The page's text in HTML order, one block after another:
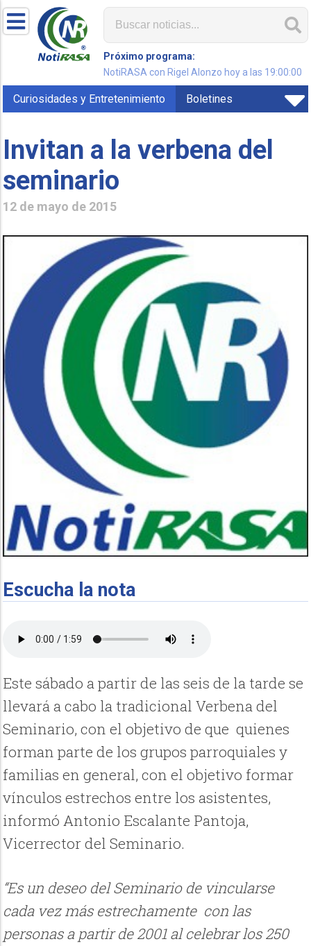
Próximo programa:
NotiRASA con Rigel Alonzo hoy a las 19:00:00
Curiosidades y Entretenimiento Boletines
Invitan a la verbena del
seminario
12 de mayo de 2015
Escucha la nota
Este sábado a partir de las seis de la tarde se
llevará a cabo la tradicional Verbena del
Seminario, con el objetivo de que quienes
forman parte de los grupos parroquiales y
familias en general, con el objetivo formar
vínculos estrechos entre los asistentes,
informó Antonio Escalante Pantoja,
Vicerrector del Seminario.
“Es un deseo del Seminario de vincularse
cada vez más estrechamente con las
personas a partir de 2001 al celebrar los 250